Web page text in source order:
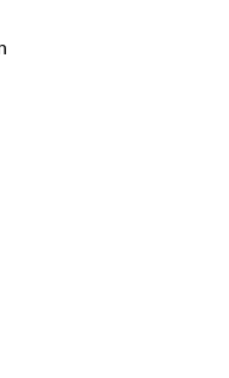
die Duft-Vision junger